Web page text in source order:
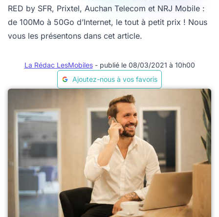
RED by SFR, Prixtel, Auchan Telecom et NRJ Mobile :
de 100Mo à 50Go d’Internet, le tout à petit prix ! Nous
vous les présentons dans cet article.
La Rédac LesMobiles - publié le 08/03/2021 à 10h00
Ajoutez-nous à vos favoris